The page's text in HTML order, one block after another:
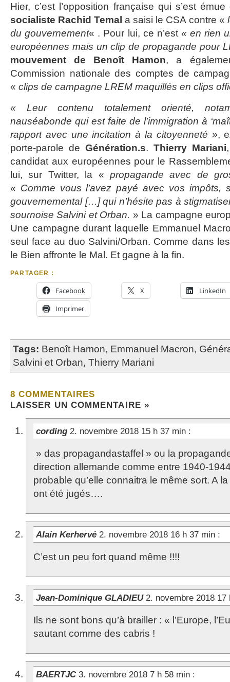
Hier, c’est l’opposition française qui s’est
socialiste Rachid Temal a saisi le CSA contre «
du gouvernement« . Pour lui, ce n’est « en rien
européennes mais un clip de propagande pour
mouvement de Benoît Hamon, a
Commission nationale des comptes de
« clips de campagne LREM maquillés en clips
« Leur contenu totalement orienté,
nauséabonde qui est faite de l’immigration à
rapport avec une incitation à la citoyenneté »,
porte-parole de Génération.s. Thierry Mariani
candidat aux européennes pour le
lui, sur Twitter, la « propagande avec de
« Comme vous l’avez payé avec vos impôts,
gouvernemental […] qui n’hésite pas à
sournoise Salvini et Orban. » La campagne
Une campagne durant laquelle Emmanuel
seul face au duo Salvini/Orban. Comme dans
le Bien affronte le Mal. Et gagne à la fin.
PARTAGER :
Facebook X
LinkedIn
Imprimer
Tags: Benoît Hamon, Emmanuel Macron,
Salvini et Orban, Thierry Mariani
8 COMMENTAIRES
LAISSER UN COMMENTAIRE »
cording 2. novembre 2018 15 h 37 min :
» das propagandastaffel » ou la
direction allemande comme entre 1940-
probable qu’elle connaitra le même sort. A
ont été jugés….
Alain Kerhervé 2. novembre 2018 16 h 37 min :
C’est un peu fort quand même !!!!
Jean-Dominique GLADIEU 2. novembre 2018
Ils ne sont bons qu’à brailler : « l’Europe,
sautant comme des cabris !
BAERTJC 3. novembre 2018 7 h 58 min :